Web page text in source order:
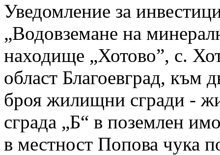
Уведомление за
„Водовземане на
находище „Хотово”, с.
област Благоевград, към
броя жилищни сгради -
сграда „Б“ в поземлен
в местност Попова чука